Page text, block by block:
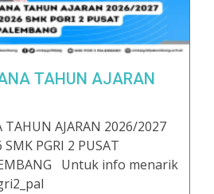
TAHUN AJARAN
TAHUN AJARAN 2026/2027
PGRI 2 PUSAT
Untuk info menarik